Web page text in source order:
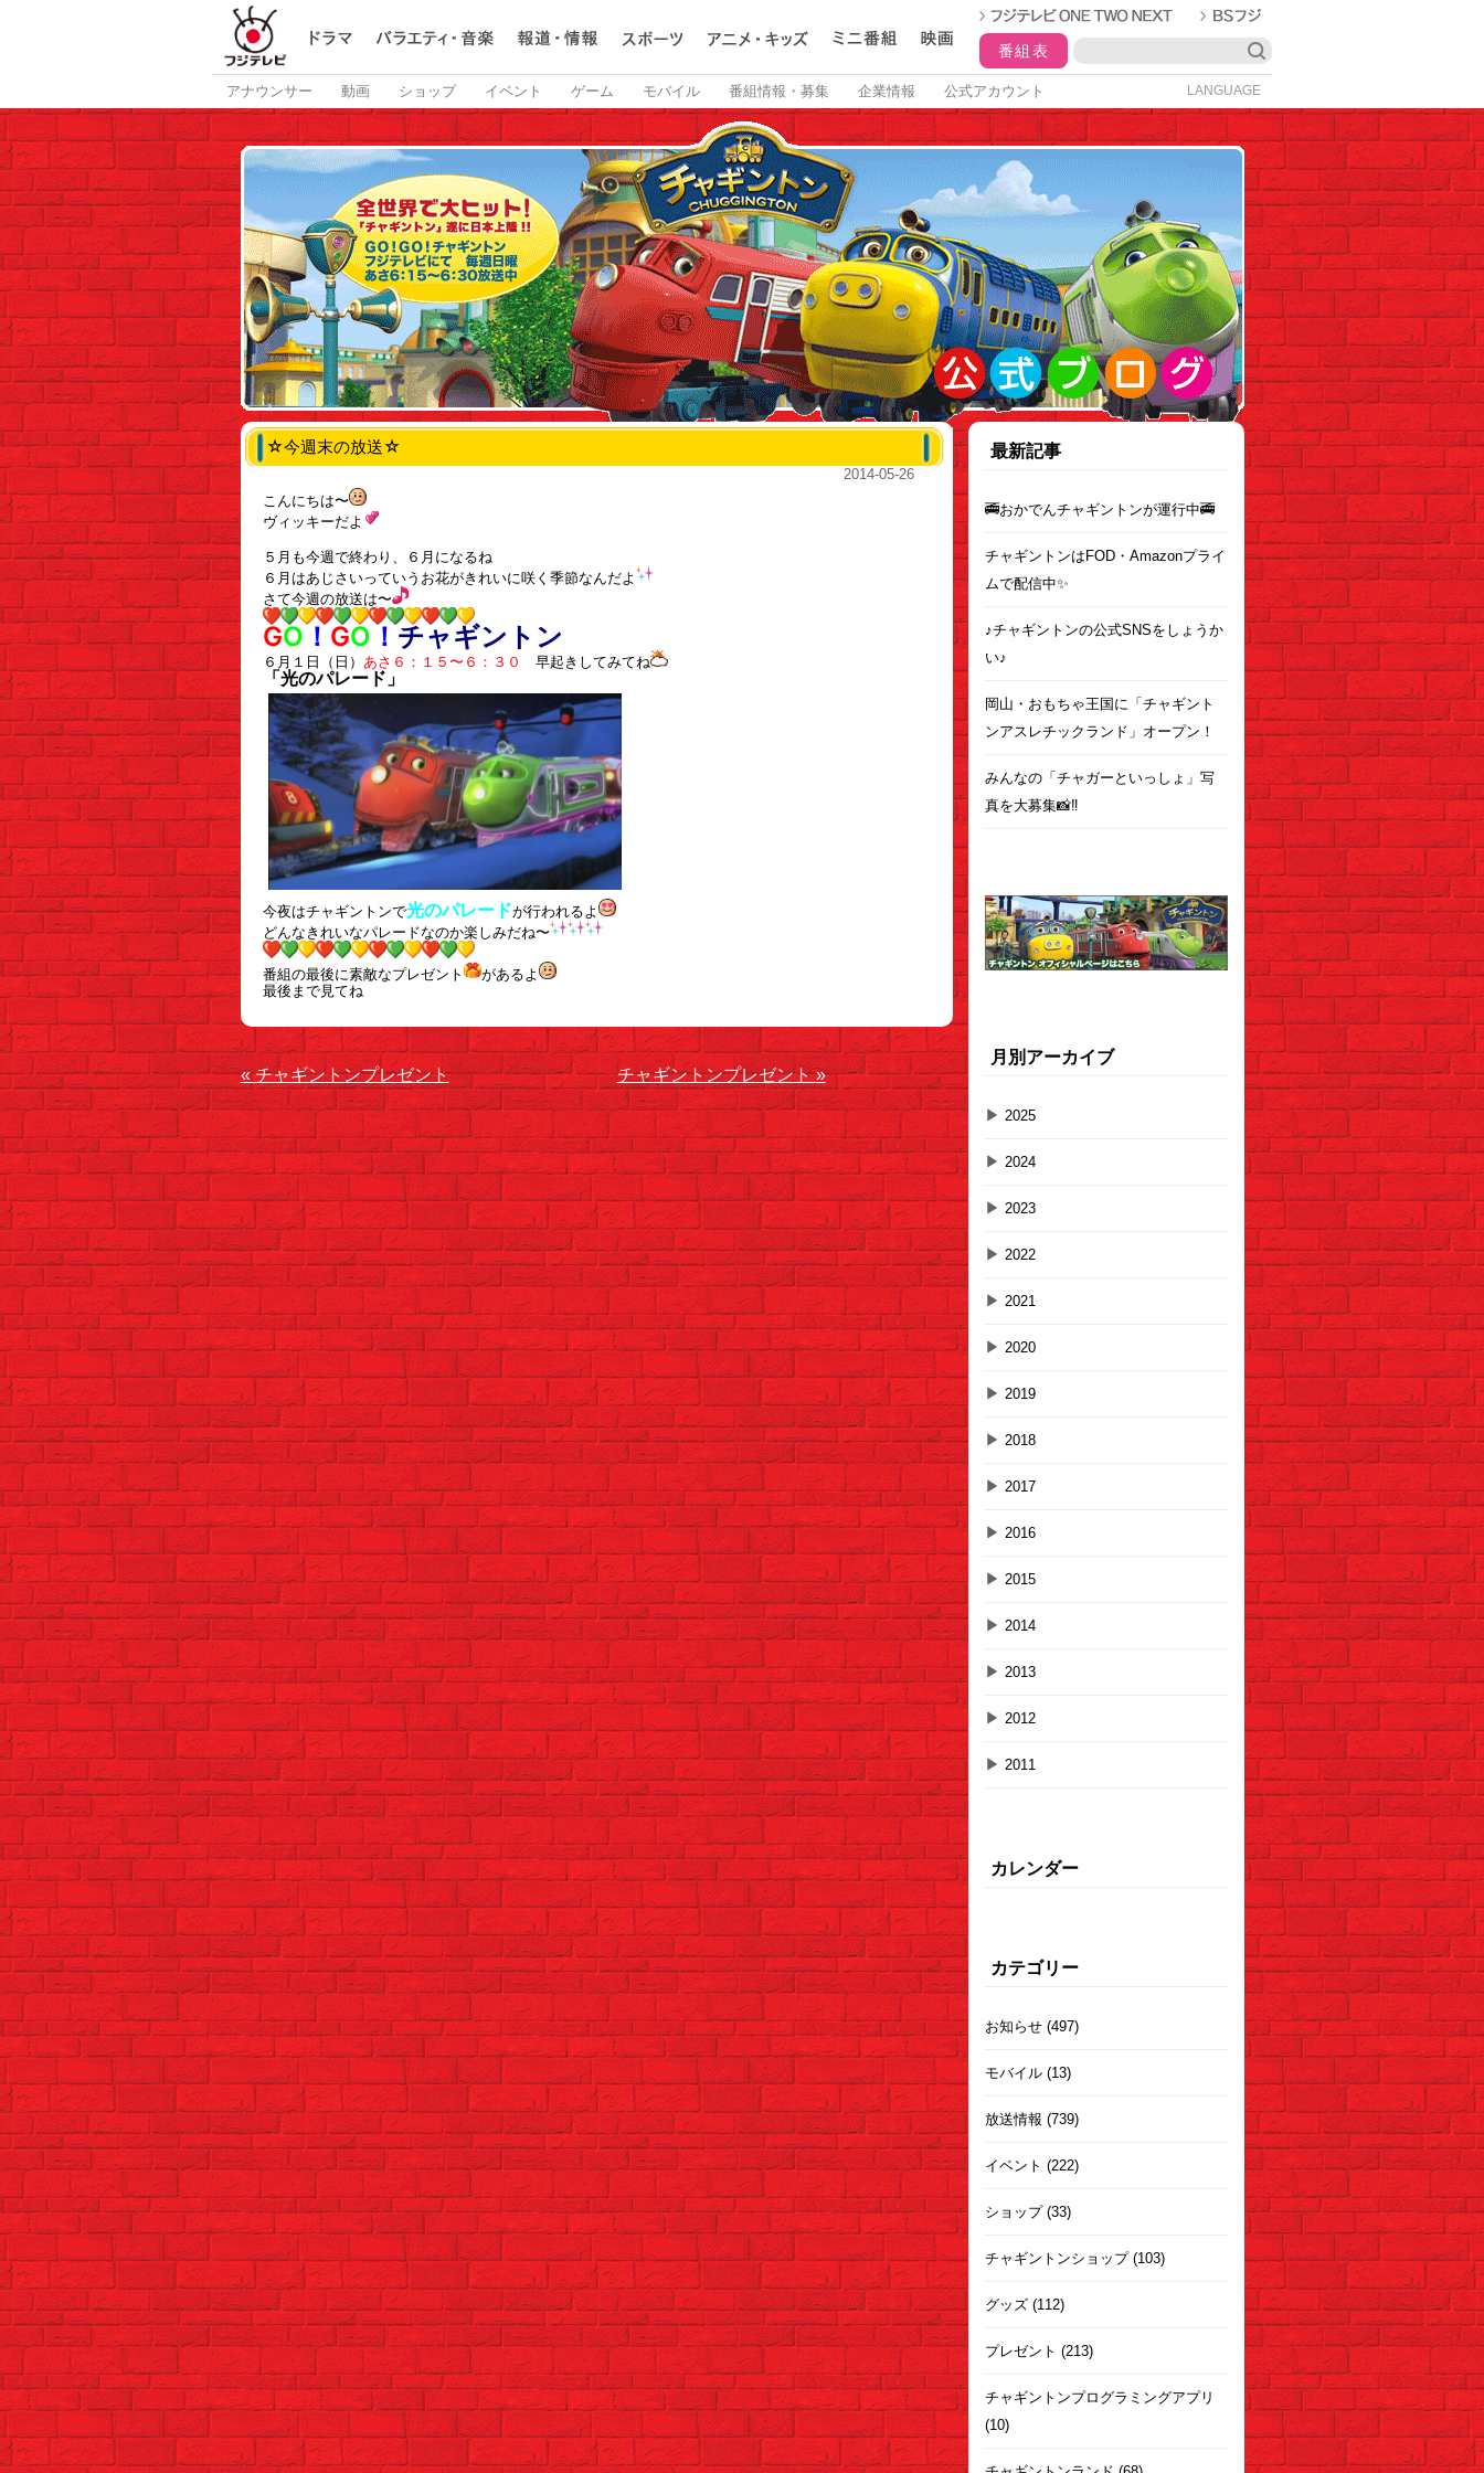
番組表
アナウンサー 動画 ショップ イベント ゲーム モバイル 番組情報・募集 企業情報 公式アカウント LANGUAGE
2014-05-26
☆今週末の放送☆
こんにちは〜
ヴィッキーだよ
５月も今週で終わり、６月になるね
６月はあじさいっていうお花がきれいに咲く季節なんだよ
さて今週の放送は〜
GO ！ GO ！ チャギントン
６月１日（日） あさ６：１５〜６：３０ 早起きしてみてね
「光のパレード 」
今夜はチャギントンで光のパレードが行われるよ
どんなきれいなパレードなのか楽しみだね〜
番組の最後に素敵なプレゼント
があるよ
最後まで見てね
«チャギントンプレゼント チャギントンプレゼント»
最新記事
🚎おかでんチャギントンが運行中🚎
チャギントンはFOD・Amazonプライ
ムで配信中✨
♪チャギントンの公式SNSをしょうか
い♪
岡山・おもちゃ王国に「チャギント
ンアスレチックランド」オープン！
みんなの「チャガーといっしょ」写
真を大募集📸‼
月別アーカイブ
▶ 2025
▶ 2024
▶ 2023
▶ 2022
▶ 2021
▶ 2020
▶ 2019
▶ 2018
▶ 2017
▶ 2016
▶ 2015
▶ 2014
▶ 2013
▶ 2012
▶ 2011
カレンダー
カテゴリー
お知らせ (497)
モバイル (13)
放送情報 (739)
イベント (222)
ショップ (33)
チャギントンショップ (103)
グッズ (112)
プレゼント (213)
チャギントンプログラミングアプリ
(10)